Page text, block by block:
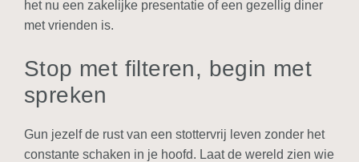
het nu een zakelijke presentatie of een gezellig diner
met vrienden is.
Stop met filteren, begin met
spreken
Gun jezelf de rust van een stottervrij leven zonder het
constante schaken in je hoofd. Laat de wereld zien wie